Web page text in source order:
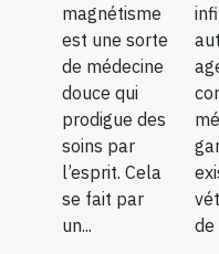
magnétisme
est une sorte
de médecine
douce qui
prodigue des
soins par
l’esprit. Cela
se fait par
un...
de